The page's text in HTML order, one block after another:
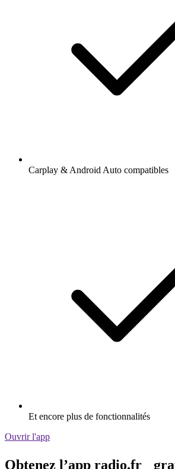
Carplay & Android Auto compatibles
Et encore plus de fonctionnalités
Ouvrir l'app
Obtenez l’app radio.fr